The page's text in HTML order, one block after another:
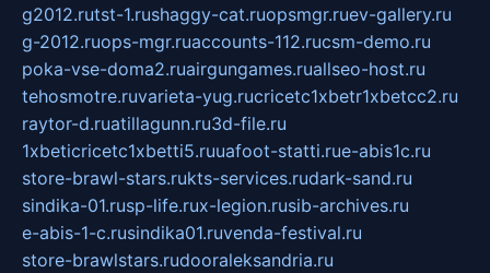
g2012.rutst-1.rushaggy-cat.ruopsmgr.ruev-gallery.ru
g-2012.ruops-mgr.ruaccounts-112.rucsm-demo.ru
poka-vse-doma2.ruairgungames.ruallseo-host.ru
tehosmotre.ruvarieta-yug.rucricetc1xbetr1xbetcc2.ru
raytor-d.ruatillagunn.ru3d-file.ru
1xbeticricetc1xbetti5.ruuafoot-statti.rue-abis1c.ru
store-brawl-stars.rukts-services.rudark-sand.ru
sindika-01.rusp-life.rux-legion.rusib-archives.ru
e-abis-1-c.rusindika01.ruvenda-festival.ru
store-brawlstars.rudooraleksandria.ru